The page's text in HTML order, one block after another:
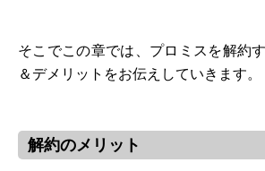
そこでこの章では、プロミスを解約
＆デメリットをお伝えしていきます。
解約のメリット